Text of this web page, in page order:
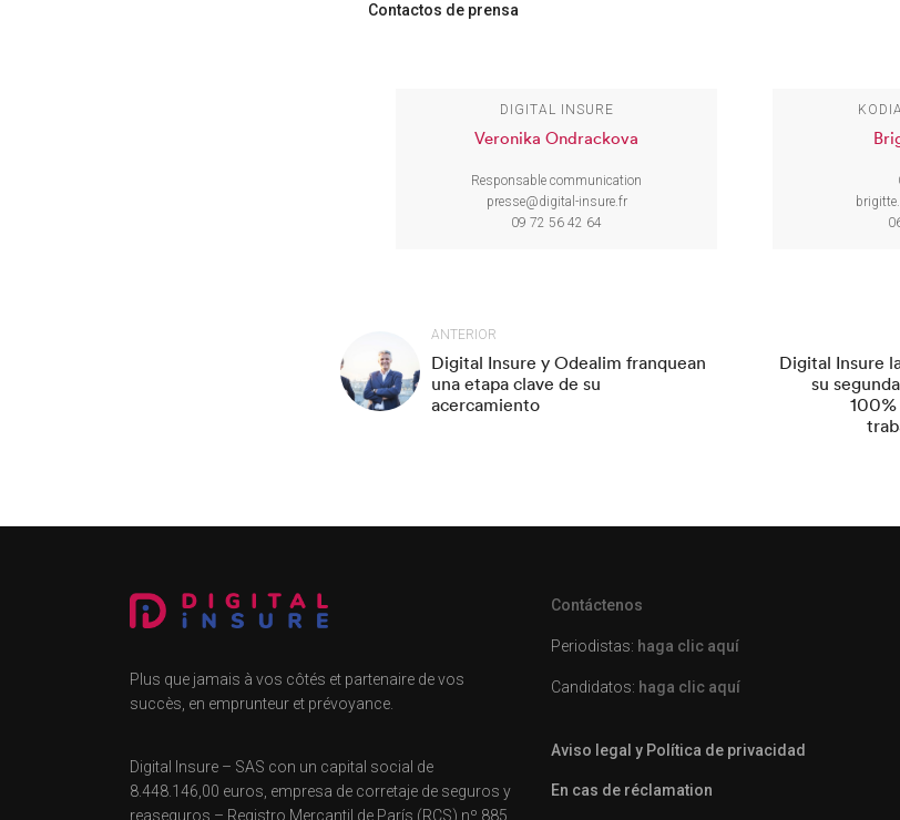
Contactos de prensa
DIGITAL INSURE
Veronika Ondrackova
Responsable communication
presse@digital-insure.fr
09 72 56 42 64
ANTERIOR
Digital Insure y Odealim franquean
una etapa clave de su
acercamiento
Digital Insure
su
Plus que jamais à vos côtés et partenaire de vos
succès, en emprunteur et prévoyance.
Digital Insure – SAS con un capital social de
8.448.146,00 euros, empresa de corretaje de seguros y
reaseguros – Registro Mercantil de París (RCS) nº 885
Contáctenos
Periodistas: haga clic aquí
Candidatos: haga clic aquí
Aviso legal y Política de privacidad
En cas de réclamation